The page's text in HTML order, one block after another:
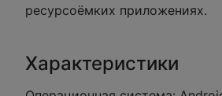
ресурсоёмких приложениях.
Характеристики